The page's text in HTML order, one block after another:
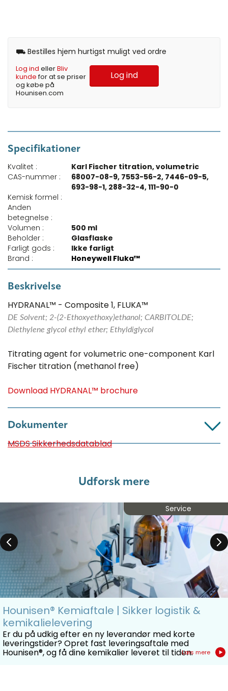
⛟ Bestilles hjem hurtigst muligt ved ordre
Log ind ellerBliv
kundefor at se priser
og købe på
Hounisen.com
Log ind
Specifikationer
Kvalitet :
Karl Fischer titration, volumetric
CAS-nummer :
68007-08-9, 7553-56-2, 7446-09-5,
693-98-1, 288-32-4, 111-90-0
Kemisk formel :
Anden
betegnelse :
Volumen :
500 ml
Beholder :
Glasflaske
Farligt gods :
Ikke farligt
Brand :
Honeywell Fluka™
Beskrivelse
HYDRANAL™ - Composite 1, FLUKA™
DE Solvent; 2-(2-Ethoxyethoxy)ethanol; CARBITOLDE;
Diethylene glycol ethyl ether; Ethyldiglycol
Titrating agent for volumetric one-component Karl
Fischer titration (methanol free)
Download HYDRANAL™ brochure
Dokumenter
MSDS Sikkerhedsdatablad
Udforsk mere
Service
Hounisen® Kemiaftale | Sikker logistik &
kemikalielevering
Er du på udkig efter en ny leverandør med korte
leveringstider? Opret fast leveringsaftale med
Hounisen®, og få dine kemikalier leveret til tiden.Læs mere